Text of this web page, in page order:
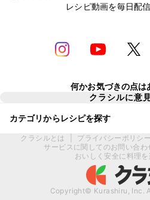
レシピ動画を毎日配
何かお気づきの点は
クラシルに意
カテゴリからレシピを探す
クラシルとは プライバシーポリシー
サービスに関してのお問い合わ
おいしく安全に料理
Copyright© Kurashiru, Inc.